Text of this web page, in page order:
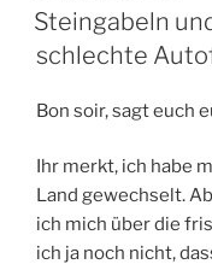
AM
Steingabeln
schlechte
Bon soir, sagt euch
Ihr merkt, ich habe
Land gewechselt.
ich mich über die
ich ja noch nicht,